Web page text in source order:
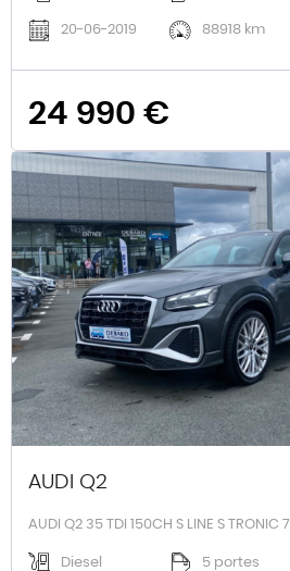
20-06-2019 88918 km
24 990 €
AUDI Q2
AUDI Q2 35 TDI 150CH S LINE S TRONIC 7
Diesel 5 portes